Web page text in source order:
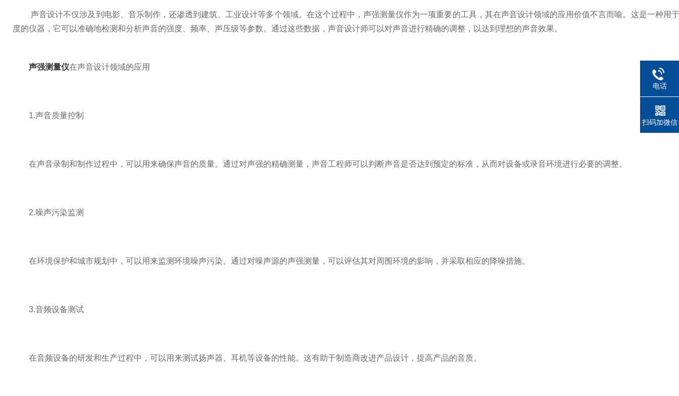
声音设计不仅涉及到电影、音乐制作，还渗透到建筑、工业设计等多个领域。在这个过程中，声强测量仪作为一项重要的工具，其在声音设计领域的应用价值不言而喻。这是一种用
度的仪器，它可以准确地检测和分析声音的强度、频率、声压级等参数。通过这些数据，声音设计师可以对声音进行精确的调整，以达到理想的声音效果。
声强测量仪在声音设计领域的应用
1.声音质量控制
在声音录制和制作过程中，可以用来确保声音的质量。通过对声强的精确测量，声音工程师可以判断声音是否达到预定的标准，从而对设备或录音环境进行必要的调整。
2.噪声污染监测
在环境保护和城市规划中，可以用来监测环境噪声污染。通过对噪声源的声强测量，可以评估其对周围环境的影响，并采取相应的降噪措施。
3.音频设备测试
在音频设备的研发和生产过程中，可以用来测试扬声器、耳机等设备的性能。这有助于制造商改进产品设计，提高产品的音质。
电话
扫码加微信